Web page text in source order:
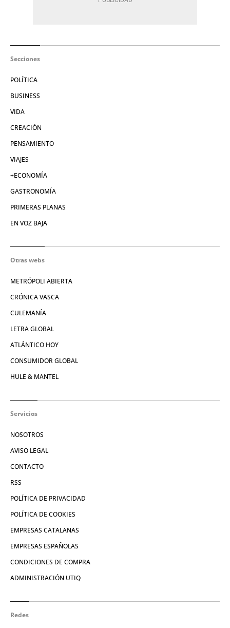
Secciones
POLÍTICA
BUSINESS
VIDA
CREACIÓN
PENSAMIENTO
VIAJES
+ECONOMÍA
GASTRONOMÍA
PRIMERAS PLANAS
EN VOZ BAJA
Otras webs
METRÓPOLI ABIERTA
CRÓNICA VASCA
CULEMANÍA
LETRA GLOBAL
ATLÁNTICO HOY
CONSUMIDOR GLOBAL
HULE & MANTEL
Servicios
NOSOTROS
AVISO LEGAL
CONTACTO
RSS
POLÍTICA DE PRIVACIDAD
POLÍTICA DE COOKIES
EMPRESAS CATALANAS
EMPRESAS ESPAÑOLAS
CONDICIONES DE COMPRA
ADMINISTRACIÓN UTIQ
Redes